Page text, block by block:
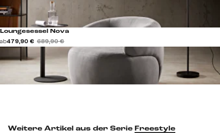
Weitere Artikel aus der Serie Freestyle
Loungesessel Nova
ab479,90 € 689,90 €